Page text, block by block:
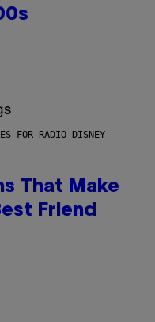
FOR RADIO DISNEY
That Make
Friend